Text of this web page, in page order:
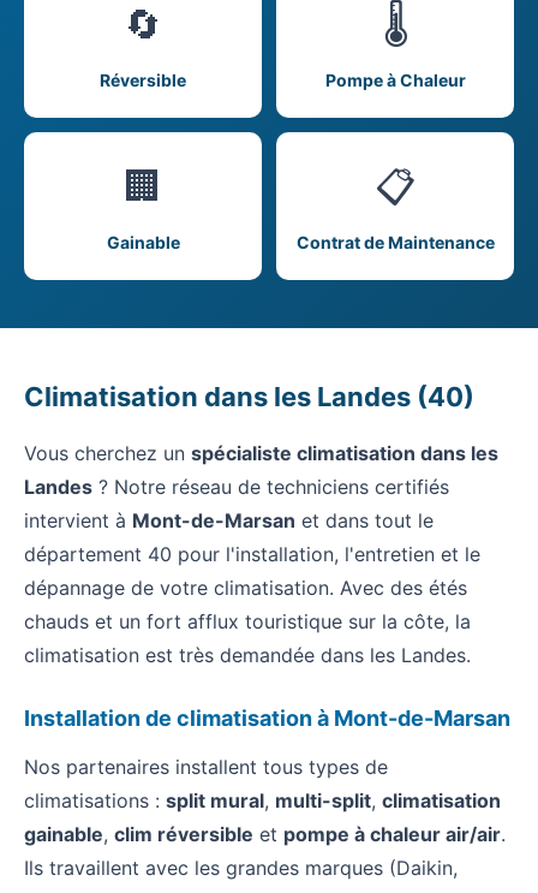
🔄
Réversible
🌡️
Pompe à Chaleur
🏢
Gainable
📋
Contrat de Maintenance
Climatisation dans les Landes (40)
Vous cherchez un spécialiste climatisation dans les
Landes ? Notre réseau de techniciens certifiés
intervient à Mont-de-Marsan et dans tout le
département 40 pour l'installation, l'entretien et le
dépannage de votre climatisation. Avec des étés
chauds et un fort afflux touristique sur la côte, la
climatisation est très demandée dans les Landes.
Installation de climatisation à Mont-de-Marsan
Nos partenaires installent tous types de
climatisations : split mural, multi-split, climatisation
gainable, clim réversible et pompe à chaleur air/air.
Ils travaillent avec les grandes marques (Daikin,